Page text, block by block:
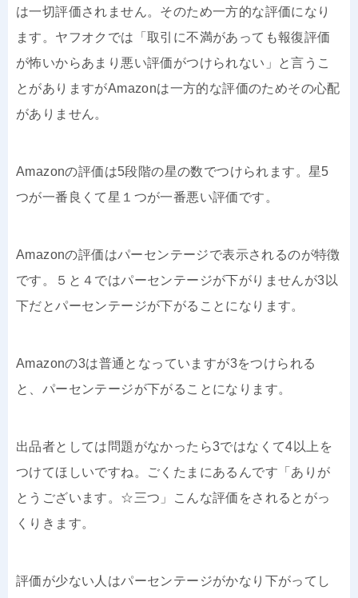
は一切評価されません。そのため一方的な評価になり
ます。ヤフオクでは「取引に不満があっても報復評価
が怖いからあまり悪い評価がつけられない」と言うこ
とがありますがAmazonは一方的な評価のためその心配
がありません。
Amazonの評価は5段階の星の数でつけられます。星5
つが一番良くて星１つが一番悪い評価です。
Amazonの評価はパーセンテージで表示されるのが特徴
です。５と４ではパーセンテージが下がりませんが3以
下だとパーセンテージが下がることになります。
Amazonの3は普通となっていますが3をつけられる
と、パーセンテージが下がることになります。
出品者としては問題がなかったら3ではなくて4以上を
つけてほしいですね。ごくたまにあるんです「ありが
とうございます。☆三つ」こんな評価をされるとがっ
くりきます。
評価が少ない人はパーセンテージがかなり下がってし